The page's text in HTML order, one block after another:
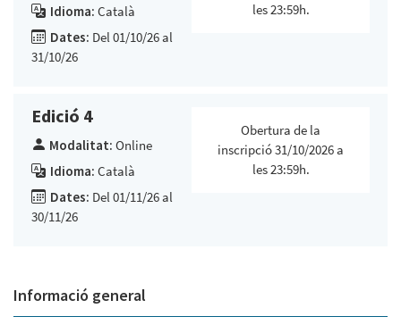
Idioma: Català
Dates: Del 01/10/26 al
31/10/26
les 23:59h.
Edició 4
Modalitat: Online
Idioma: Català
Dates: Del 01/11/26 al
30/11/26
Obertura de la
inscripció 31/10/2026 a
les 23:59h.
Informació general